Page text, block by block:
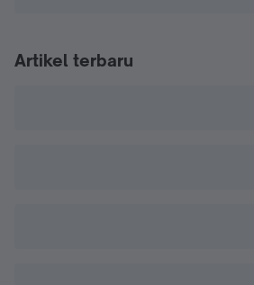
Artikel terbaru